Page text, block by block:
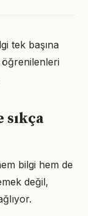
tek başına
bilgi hem de
değil,